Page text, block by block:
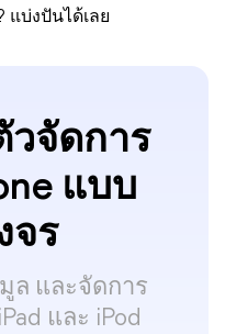
บ่งปันได้เลย
วจัดการ
แบบ
จร
ล และจัดการ
และ iPod